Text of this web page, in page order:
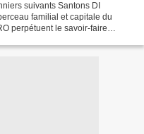
suivants Santons DI
familial et capitale du
perpétuent le savoir-faire